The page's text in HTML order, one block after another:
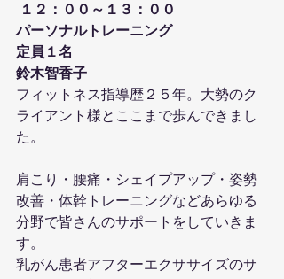
１２：００～１３：００
パーソナルトレーニング
定員１名
鈴木智香子
フィットネス指導歴２５年。大勢のク
ライアント様とここまで歩んできまし
た。
肩こり・腰痛・シェイプアップ・姿勢
改善・体幹トレーニングなどあらゆる
分野で皆さんのサポートをしていきま
す。
乳がん患者アフターエクササイズのサ